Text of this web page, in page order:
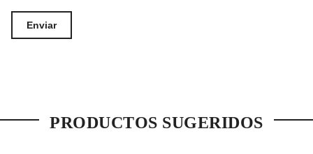
PRODUCTOS SUGERIDOS